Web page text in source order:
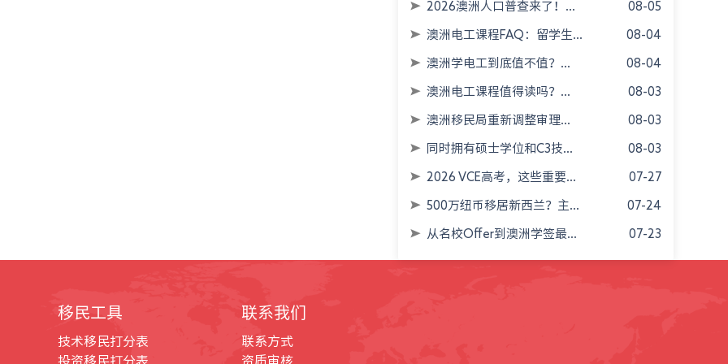
2026澳洲人口普查来了！... 08-05
澳洲电工课程FAQ：留学生... 08-04
澳洲学电工到底值不值？... 08-04
澳洲电工课程值得读吗？... 08-03
澳洲移民局重新调整审理... 08-03
同时拥有硕士学位和C3技... 08-03
2026 VCE高考，这些重要... 07-27
500万纽币移居新西兰？主... 07-24
从名校Offer到澳洲学签最... 07-23
移民工具
技术移民打分表
投资移民打分表
联系我们
联系方式
资质审核